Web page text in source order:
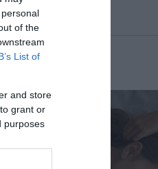
of the
List of
and store
grant or
purposes